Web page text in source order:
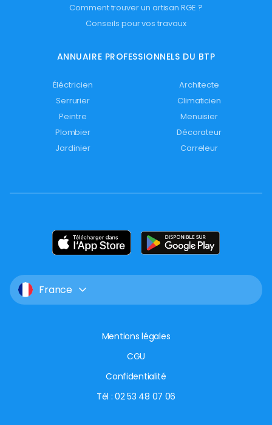
Comment trouver un artisan RGE ?
Conseils pour vos travaux
ANNUAIRE PROFESSIONNELS DU BTP
Éléctricien
Architecte
Serrurier
Climaticien
Peintre
Menuisier
Plombier
Décorateur
Jardinier
Carreleur
France
Mentions légales
CGU
Confidentialité
Tél : 02 53 48 07 06